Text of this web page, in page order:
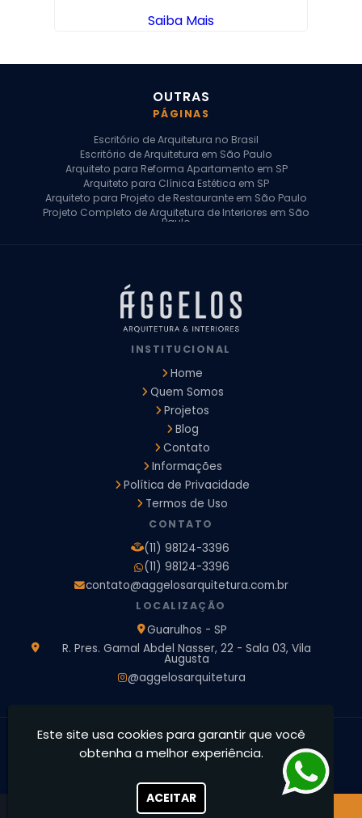
Saiba Mais
OUTRAS
PÁGINAS
Escritório de Arquitetura no Brasil
Escritório de Arquitetura em São Paulo
Arquiteto para Reforma Apartamento em SP
Arquiteto para Clínica Estética em SP
Arquiteto para Projeto de Restaurante em São Paulo
Projeto Completo de Arquitetura de Interiores em São
Paulo
Arquiteto para Projeto Comercial em São Paulo
Arquiteto Comercial
Arquiteto para Reforma de Apartamento
Arquiteto para Reforma Residencial
Arquitetura para Reforma de Casas
Design de Interiores Apartamentos
Design de Interiores Residencial
Empresa de Arquitetura e Design
Empresas de Arquitetura e Design de Interiores
Escritório de Design de Interiores
Projeto Executivo Arquitetura
Arquitetura Institucional
Arquitetura Residencial
Empresa de Arquitetura
Empresa de Arquitetura e Engenharia
Empresa Design de Interiores
Escritorio de Arquitetura
Projeto de Arquitetura 3D
Projeto de Arquitetura Comercial
Projeto de Arquitetura de Casa
Projeto de Arquitetura de Interiores
Projeto de Arquitetura e Engenharia
Projeto de Arquitetura para Apartamentos
Projeto de Arquitetura Residencial
Projeto de Interiores Comercial
Projeto de Interiores Completo
Projeto de Interiores Residencial
INSTITUCIONAL
Home
Quem Somos
Projetos
Blog
Contato
Informações
Política de Privacidade
Termos de Uso
CONTATO
(11) 98124-3396
(11) 98124-3396
contato@aggelosarquitetura.com.br
LOCALIZAÇÃO
Guarulhos - SP
R. Pres. Gamal Abdel Nasser, 22 - Sala 03, Vila
Augusta
@aggelosarquitetura
Ággelos Arquitetura e Interiores - Transformamos espaços,
concretizamos sonhos
Este site usa cookies para garantir que você
obtenha a melhor experiência.
ACEITAR